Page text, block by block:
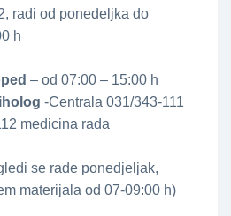
radi od ponedeljka do
h
– od 07:00 – 15:00 h
-Centrala 031/343-111
medicina rada
se rade ponedjeljak,
materijala od 07-09:00 h)